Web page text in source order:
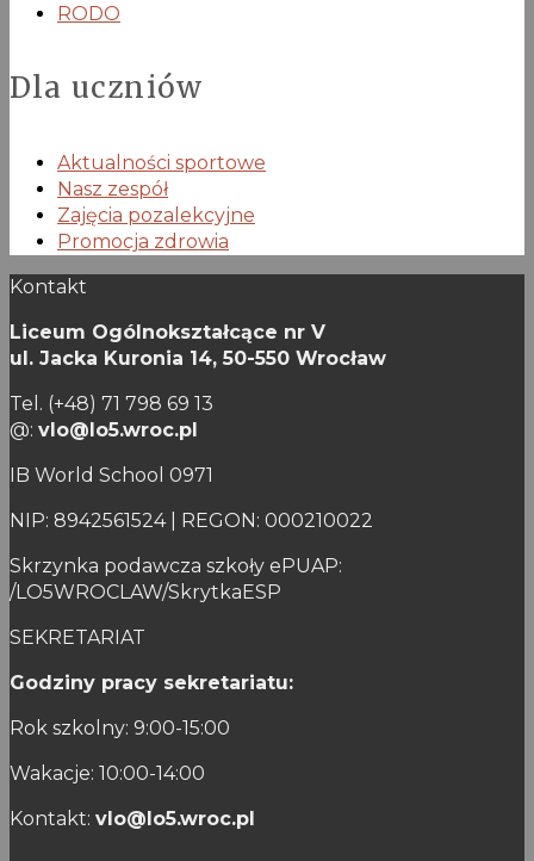
RODO
Dla uczniów
Aktualności sportowe
Nasz zespół
Zajęcia pozalekcyjne
Promocja zdrowia
Kontakt
Liceum Ogólnokształcące nr V
ul. Jacka Kuronia 14, 50-550 Wrocław
Tel. (+48) 71 798 69 13
@: vlo@lo5.wroc.pl
IB World School 0971
NIP: 8942561524 | REGON: 000210022
Skrzynka podawcza szkoły ePUAP:
/LO5WROCLAW/SkrytkaESP
SEKRETARIAT
Godziny pracy sekretariatu:
Rok szkolny: 9:00-15:00
Wakacje: 10:00-14:00
Kontakt: vlo@lo5.wroc.pl